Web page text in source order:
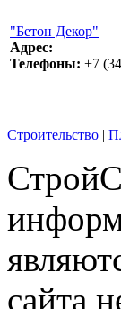
"Бетон Декор"
Адрес:
Телефоны: +7
Строительство |
сайта